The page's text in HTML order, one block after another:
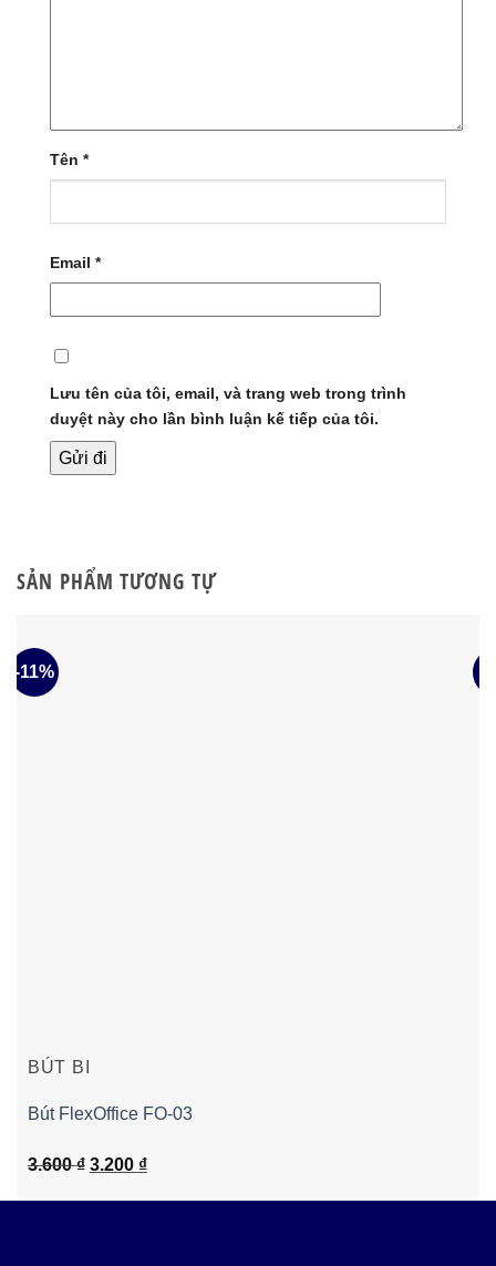
Tên *
Email *
Lưu tên của tôi, email, và trang web trong trình
duyệt này cho lần bình luận kế tiếp của tôi.
SẢN PHẨM TƯƠNG TỰ
-11%
BÚT BI
Bút FlexOffice FO-03
3.600₫ Giá
3.200 ₫Giá